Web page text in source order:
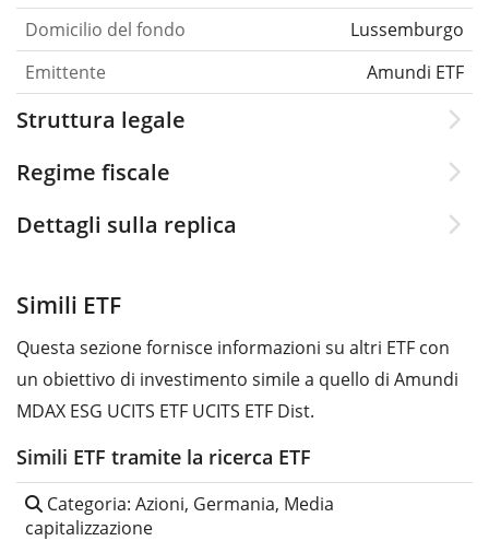
Domicilio del fondo
Lussemburgo
Emittente
Amundi ETF
Struttura legale
Regime fiscale
Dettagli sulla replica
Simili ETF
Questa sezione fornisce informazioni su altri ETF con
un obiettivo di investimento simile a quello di Amundi
MDAX ESG UCITS ETF UCITS ETF Dist.
Simili ETF tramite la ricerca ETF
Categoria: Azioni, Germania, Media
capitalizzazione